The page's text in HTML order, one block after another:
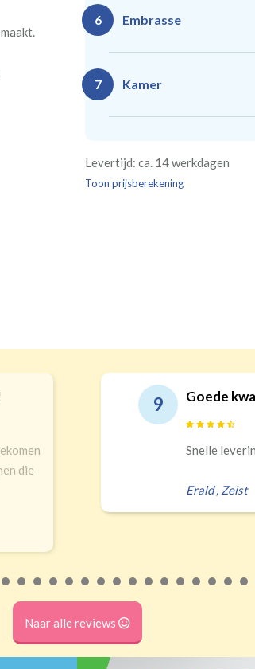
Rails
Enkele plooi
Gevoerde gordijnen
isoleert kou, warmte en
Geen extra
verduistering
6 Embrasse
Geen
7 Kamer
kamer is bestemd. Wij
verplicht, maar wel handig)
Levertijd: ca. 14 werkdagen
Toon prijsberekening
die
9 Goede
Snelle
Erald, Zeist
Naar alle reviews